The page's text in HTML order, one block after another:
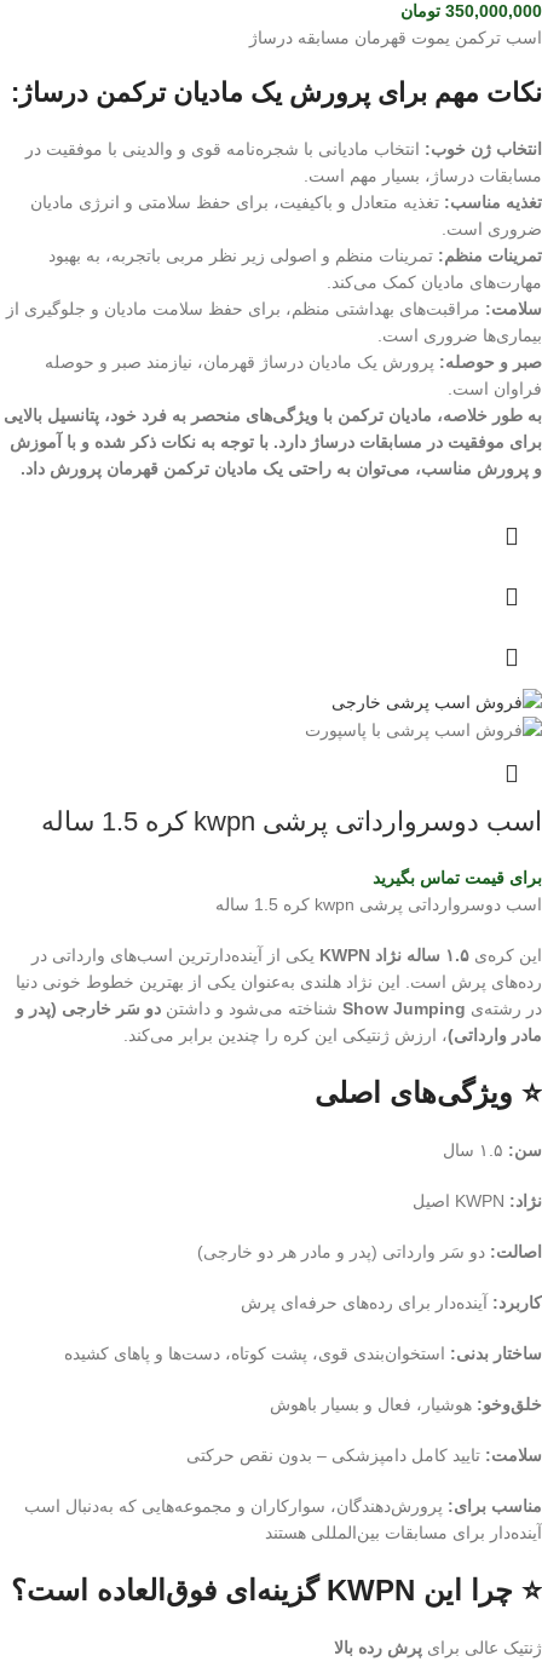
350,000,000 تومان
اسب ترکمن یموت قهرمان مسابقه درساژ
نکات مهم برای پرورش یک مادیان ترکمن درساژ:
انتخاب ژن خوب: انتخاب مادیانی با شجره‌نامه قوی و والدینی با موفقیت در
مسابقات درساژ، بسیار مهم است.
تغذیه مناسب: تغذیه متعادل و باکیفیت، برای حفظ سلامتی و انرژی مادیان
ضروری است.
تمرینات منظم: تمرینات منظم و اصولی زیر نظر مربی باتجربه، به بهبود
مهارت‌های مادیان کمک می‌کند.
سلامت: مراقبت‌های بهداشتی منظم، برای حفظ سلامت مادیان و جلوگیری از
بیماری‌ها ضروری است.
صبر و حوصله: پرورش یک مادیان درساژ قهرمان، نیازمند صبر و حوصله
فراوان است.
به طور خلاصه، مادیان ترکمن با ویژگی‌های منحصر به فرد خود، پتانسیل بالایی
برای موفقیت در مسابقات درساژ دارد. با توجه به نکات ذکر شده و با آموزش
و پرورش مناسب، می‌توان به راحتی یک مادیان ترکمن قهرمان پرورش داد.
اسب دوسروارداتی پرشی kwpn کره 1.5 ساله
برای قیمت تماس بگیرید
اسب دوسروارداتی پرشی kwpn کره 1.5 ساله
این کره‌ی ۱.۵ ساله نژاد KWPN
یکی از آینده‌دارترین اسب‌های وارداتی در
رده‌های پرش است. این نژاد هلندی به‌عنوان یکی از بهترین خطوط خونی دنیا
در رشته‌ی Show Jumping شناخته می‌شود و داشتن دو سَر خارجی (پدر و
مادر وارداتی)، ارزش ژنتیکی این کره را چندین برابر می‌کند.
⭐ ویژگی‌های اصلی
سن:
نژاد:
اصالت: دو سَر وارداتی (پدر و مادر هر دو خارجی)
کاربرد: آینده‌دار برای رده‌های حرفه‌ای پرش
ساختار بدنی: استخوان‌بندی قوی، پشت کوتاه، دست‌ها و پاهای کشیده
خلق‌وخو: هوشیار، فعال و بسیار باهوش
سلامت: تایید کامل دامپزشکی – بدون نقص حرکتی
مناسب برای: پرورش‌دهندگان، سوارکاران و مجموعه‌هایی که به‌دنبال اسب
آینده‌دار برای مسابقات بین‌المللی هستند
⭐ چرا این KWPN گزینه‌ای فوق‌العاده است؟
ژنتیک عالی برای پرش رده بالا